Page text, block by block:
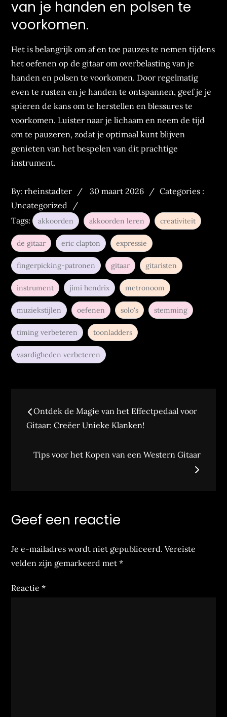
van je handen en polsen te
voorkomen.
Het is belangrijk om af en toe pauzes te nemen tijdens
het oefenen op de gitaar om overbelasting van je
handen en polsen te voorkomen. Door regelmatig
even te rusten en je handen te ontspannen, geef je je
spieren de kans om te herstellen en blessures te
voorkomen. Luister naar je lichaam en neem de tijd
om te pauzeren, zodat je optimaal kunt blijven
genieten van het bespelen van dit prachtige
instrument.
By:rheinstadter
Posted
30 maart 2026
Categories
Categories :
Uncategorized
Tags:
akkoorden akkoorden leren creativiteit
de gitaar eric clapton expressie
fingerpicking-patronen gitaar gitaristen
instrument jimi hendrix metronoom
muziekstijlen oefenen solo's stemming
timing verbeteren toonladders
vaardigheden verbeteren
Bericht
navigatie
Ontdek de Magie van het Effectpedaal voor
Gitaar: Creëer Unieke Klanken!
Tips voor het Kopen van een Western Gitaar
Geef een reactie
Je e-mailadres wordt niet gepubliceerd. Vereiste
velden zijn gemarkeerd met*
Reactie*